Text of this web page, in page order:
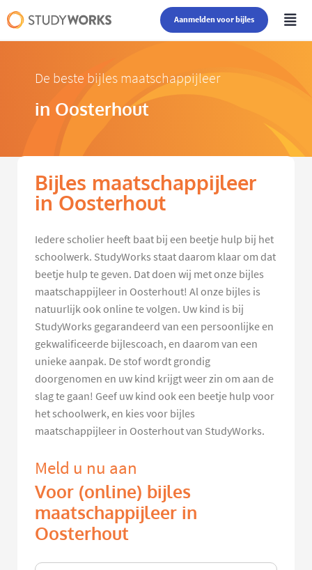
Aanmelden voor bijles
De beste bijles maatschappijleer
in Oosterhout
Bijles maatschappijleer
in Oosterhout
Iedere scholier heeft baat bij een beetje hulp bij het
schoolwerk. StudyWorks staat daarom klaar om dat
beetje hulp te geven. Dat doen wij met onze bijles
maatschappijleer in Oosterhout! Al onze bijles is
natuurlijk ook online te volgen. Uw kind is bij
StudyWorks gegarandeerd van een persoonlijke en
gekwalificeerde bijlescoach, en daarom van een
unieke aanpak. De stof wordt grondig
doorgenomen en uw kind krijgt weer zin om aan de
slag te gaan! Geef uw kind ook een beetje hulp voor
het schoolwerk, en kies voor bijles
maatschappijleer in Oosterhout van StudyWorks.
Meld u nu aan
Voor (online) bijles
maatschappijleer in
Oosterhout